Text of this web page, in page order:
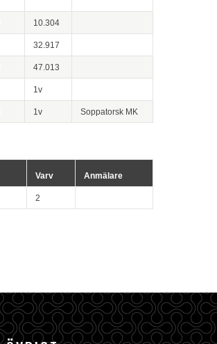
10.304
32.917
47.013
1v
1v Soppatorsk MK
Varv Anmälare
2